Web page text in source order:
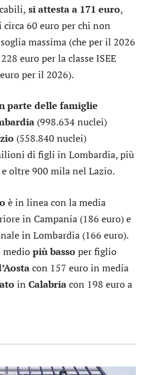
si attesta a 171 euro,
60 euro per chi non
massima (che per il 2026
euro per la classe ISEE
per il 2026).
parte delle famiglie
(998.634 nuclei)
(558.840 nuclei)
di figli in Lombardia, più
oltre 900 mila nel Lazio.
è in linea con la media
in Campania (186 euro) e
in Lombardia (166 euro).
mediopiù basso per figlio
con 157 euro in media
in Calabriacon 198 euro a